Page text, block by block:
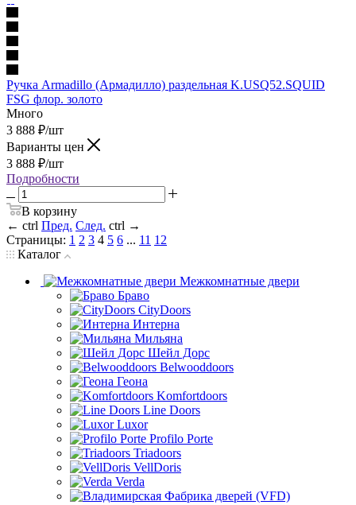
Ручка Armadillo (Армадилло) раздельная K.USQ52.SQUID
FSG флор. золото
Много
3 888 ₽/шт
Варианты цен
3 888 ₽/шт
Подробности
В корзину
← ctrl Пред. След. ctrl →
Страницы: 1 2 3 4 5 6 ... 11 12
Каталог
Межкомнатные двери
Браво
CityDoors
Интерна
Мильяна
Шейл Дорс
Belwooddoors
Геона
Komfortdoors
Line Doors
Luxor
Profilo Porte
Triadoors
VellDoris
Verda